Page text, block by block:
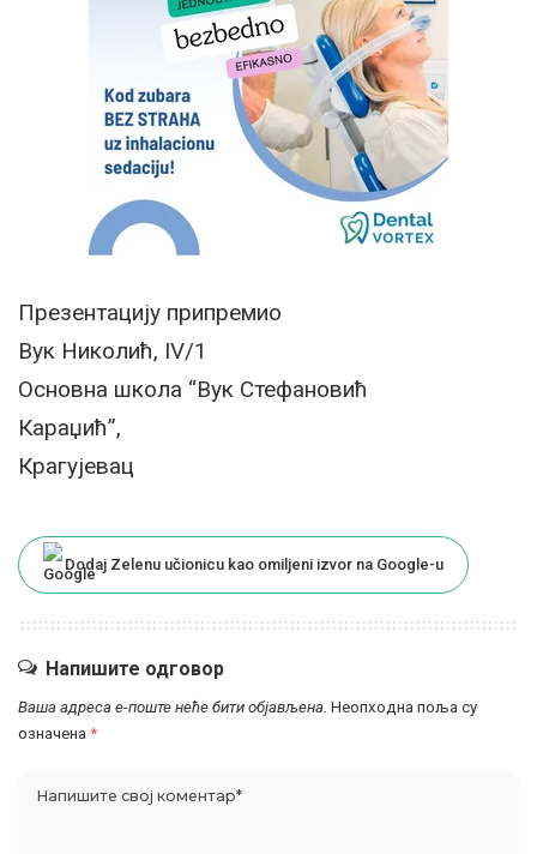
Презентацију припремио
Вук Николић, IV/1
Основна школа “Вук Стефановић
Караџић”,
Крагујевац
Dodaj Zelenu učionicu kao omiljeni izvor na Google-u
Напишите одговор
Ваша адреса е-поште неће бити објављена. Неопходна поља су
означена *